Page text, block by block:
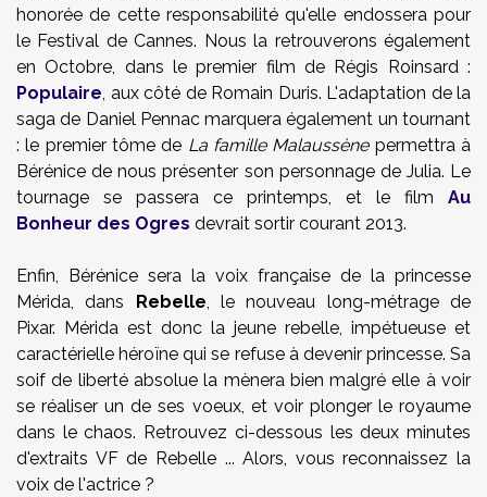
honorée de cette responsabilité qu'elle endossera pour
le Festival de Cannes. Nous la retrouverons également
en Octobre, dans le premier film de Régis Roinsard :
Populaire, aux côté de Romain Duris. L'adaptation de la
saga de Daniel Pennac marquera également un tournant
: le premier tôme de La famille Malaussènepermettra à
Bérénice de nous présenter son personnage de Julia. Le
tournage se passera ce printemps, et le film Au
Bonheur des Ogres devrait sortir courant 2013.
Enfin, Bérénice sera la voix française de la princesse
Mérida, dans Rebelle, le nouveau long-métrage de
Pixar. Mérida est donc la jeune rebelle, impétueuse et
caractérielle héroïne qui se refuse à devenir princesse. Sa
soif de liberté absolue la mènera bien malgré elle à voir
se réaliser un de ses voeux, et voir plonger le royaume
dans le chaos. Retrouvez ci-dessous les deux minutes
d'extraits VF de Rebelle ... Alors, vous reconnaissez la
voix de l'actrice ?